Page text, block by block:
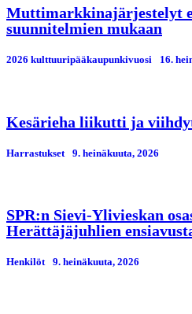
Muttimarkkinajärjestelyt
suunnitelmien mukaan
2026 kulttuuripääkaupunkivuosi 16.
Kesärieha liikutti ja
Harrastukset 9. heinäkuuta, 2026
SPR:n Sievi-Ylivieskan
Herättäjäjuhlien
Henkilöt 9. heinäkuuta, 2026